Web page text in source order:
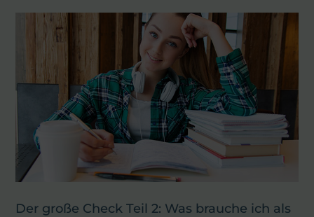
Der große Check Teil 2: Was brauche ich als